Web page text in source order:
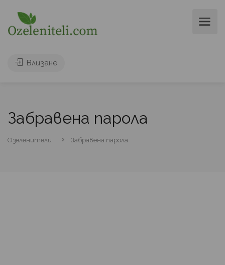
Влизане
Забравена парола
Озеленители Забравена парола